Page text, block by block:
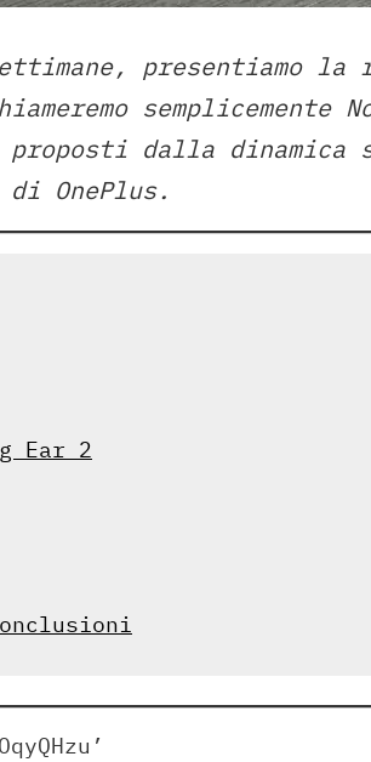
presentiamo la
semplicemente
proposti dalla dinamica
OnePlus.
Ear 2